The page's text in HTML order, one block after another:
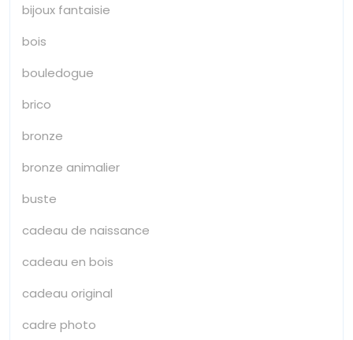
bijoux fantaisie
bois
bouledogue
brico
bronze
bronze animalier
buste
cadeau de naissance
cadeau en bois
cadeau original
cadre photo